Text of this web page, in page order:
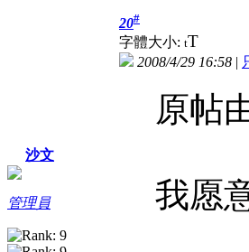
沙文
管理員
20#
字體大小: tT
2008/4/29 16:58 |
原帖
我愿